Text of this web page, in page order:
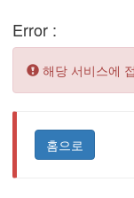
Error :
Error:
해당 서비스에
홈으로